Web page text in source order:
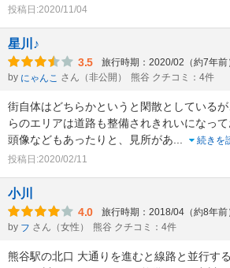
投稿日:2020/11/04
星川♪
3.5 旅行時期：2020/02（約7年前
by にゃんこ さん（非公開） 熊谷 クチコミ：4件
街自体はどちらかというと閑散としている
らのエリアは道路も整備されきれいになって
頭像などもあったりと、見所があ...
続きを
投稿日:2020/02/11
小川
4.0 旅行時期：2018/04（約8年前
by フ さん（女性） 熊谷 クチコミ：4件
熊谷駅の北口 大通りを進むと線路と並行す